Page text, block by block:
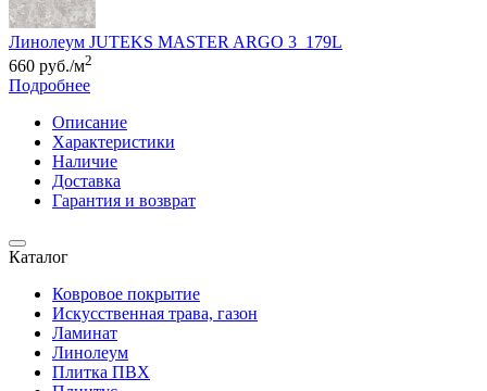
Линолеум JUTEKS MASTER ARGO 3_179L
660 руб./м2
Подробнее
Описание
Характеристики
Наличие
Доставка
Гарантия и возврат
Каталог
Ковровое покрытие
Искусственная трава, газон
Ламинат
Линолеум
Плитка ПВХ